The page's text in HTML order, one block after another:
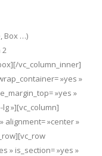
Box …)
2
vc_column_inner]
»yes »
»yes »
»][vc_column]
alignment= »center »
» is_section= »yes »